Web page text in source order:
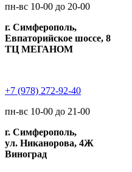
пн-вс 10-00 до 20-00
г. Симферополь,
Евпаторийское шоссе, 8
ТЦ МЕГАНОМ
+7 (978) 272-92-40
пн-вс 10-00 до 21-00
г. Симферополь,
ул. Никанорова, 4Ж
Виноград